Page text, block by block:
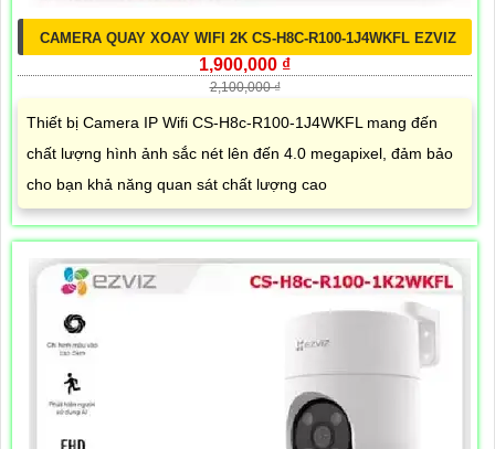
CAMERA QUAY XOAY WIFI 2K CS-H8C-R100-1J4WKFL EZVIZ
1,900,000 ₫
2,100,000 ₫
Thiết bị Camera IP Wifi CS-H8c-R100-1J4WKFL mang đến
chất lượng hình ảnh sắc nét lên đến 4.0 megapixel, đảm bảo
cho bạn khả năng quan sát chất lượng cao